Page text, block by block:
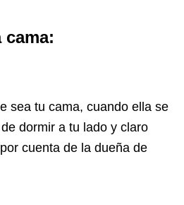
cama:
sea tu cama, cuando ella se
dormir a tu lado y claro
cuenta de la dueña de